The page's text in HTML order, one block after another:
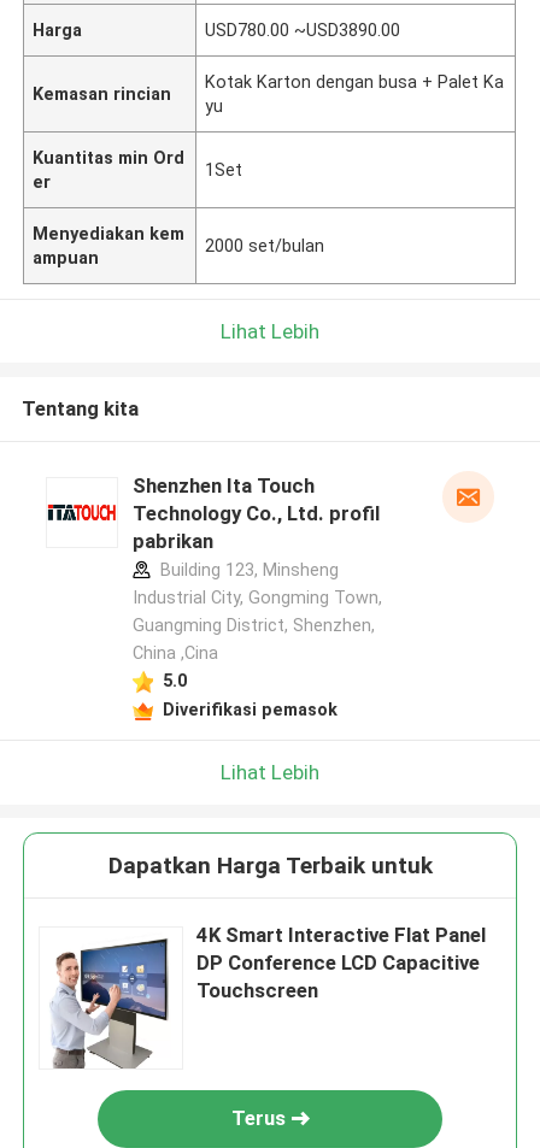
Harga USD780.00 ~USD3890.00
Kemasan rincian
Kotak Karton dengan busa + Palet Ka
yu
Kuantitas min Ord
er
1Set
Menyediakan kem
ampuan
2000 set/bulan
Lihat Lebih
Tentang kita
Shenzhen Ita Touch
Technology Co., Ltd. profil
pabrikan
Building 123, Minsheng
Industrial City, Gongming Town,
Guangming District, Shenzhen,
China ,Cina
5.0
Diverifikasi pemasok
Lihat Lebih
Dapatkan Harga Terbaik untuk
4K Smart Interactive Flat Panel
DP Conference LCD Capacitive
Touchscreen
Terus